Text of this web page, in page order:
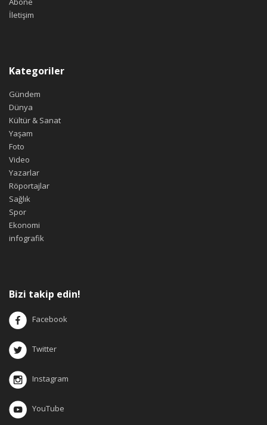
İletişim
Kategoriler
Gündem
Dünya
Kültür & Sanat
Yaşam
Foto
Video
Yazarlar
Röportajlar
Sağlık
Spor
Ekonomi
infografik
Bizi takip edin!
Facebook
Twitter
Instagram
YouTube